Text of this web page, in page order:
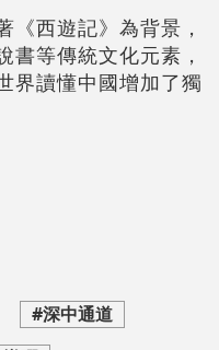
《西遊記》為背景，
書等傳統文化元素，
界讀懂中國增加了獨
#深中通道